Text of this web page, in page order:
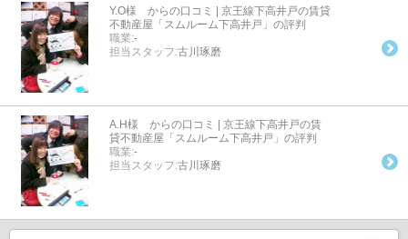
Y.O様 からの口コミ | 京王線下高井戸の賃貸
不動産屋「スムルーム下高井戸」の評判
職業:-
担当スタッフ:古川琢磨
A.H様 からの口コミ | 京王線下高井戸の賃
貸不動産屋「スムルーム下高井戸」の評判
職業:-
担当スタッフ:古川琢磨